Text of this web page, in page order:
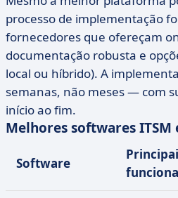
processo de implementação
fornecedores que ofereçam
documentação robusta e
local ou híbrido). A
semanas, não meses — com
início ao fim.
Melhores softwares ITSM
Software